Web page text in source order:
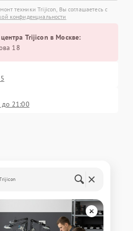
техники Trijicon, Вы соглашаетесь с
конфиденциальности
Trijicon в Москве:
18
до 21:00